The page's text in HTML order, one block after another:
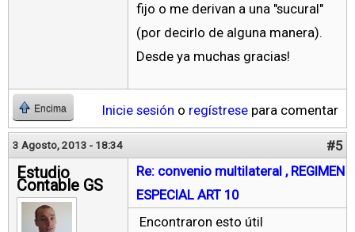
fijo o me derivan a una "sucural"
(por decirlo de alguna manera).
Desde ya muchas gracias!
Encima Inicie sesión o regístrese para comentar
3 Agosto, 2013 - 18:34 #5
Estudio
Contable GS
Re: convenio multilateral , REGIMEN
ESPECIAL ART 10
Encontraron esto útil